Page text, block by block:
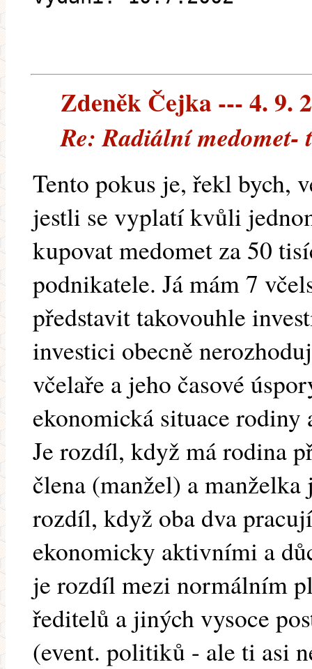
Zdeněk Čejka --- 4. 9.
Re: Radiální medomet-
Tento pokus je, řekl bych,
jestli se vyplatí kvůli
kupovat medomet za 50
podnikatele. Já mám 7
představit takovouhle
investici obecně
včelaře a jeho časové
ekonomická situace
Je rozdíl, když má rodina
člena (manžel) a
rozdíl, když oba dva
ekonomicky aktivními a
je rozdíl mezi normálním
ředitelů a jiných vysoce
(event. politiků - ale ti asi